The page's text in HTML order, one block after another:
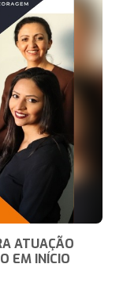
ATUAÇÃO
EM INÍCIO